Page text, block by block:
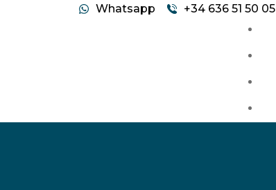
Whatsapp +34 636 51 50 05